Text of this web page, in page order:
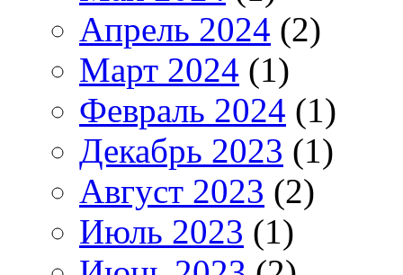
Апрель 2024 (2)
Март 2024 (1)
Февраль 2024 (1)
Декабрь 2023 (1)
Август 2023 (2)
Июль 2023 (1)